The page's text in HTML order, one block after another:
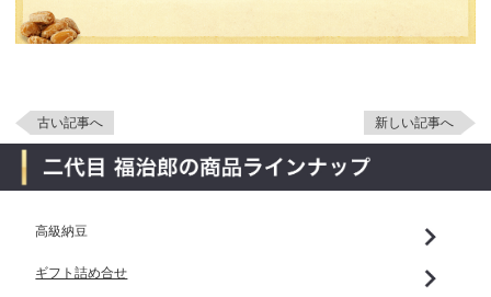
古い記事へ 新しい記事へ
高級納豆
ギフト詰め合せ